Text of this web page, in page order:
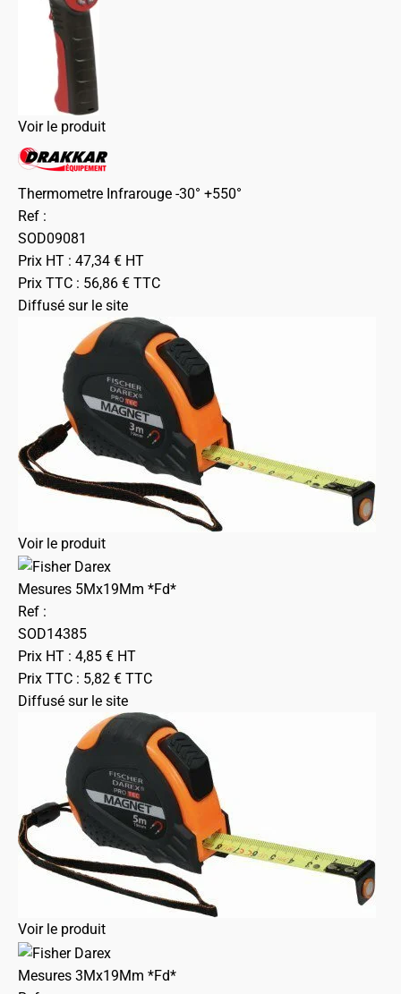
Voir le produit
Thermometre Infrarouge -30° +550°
Ref :
SOD09081
Prix HT : 47,34 € HT
Prix TTC : 56,86 € TTC
Diffusé sur le site
Voir le produit
Mesures 5Mx19Mm *Fd*
Ref :
SOD14385
Prix HT : 4,85 € HT
Prix TTC : 5,82 € TTC
Diffusé sur le site
Voir le produit
Mesures 3Mx19Mm *Fd*